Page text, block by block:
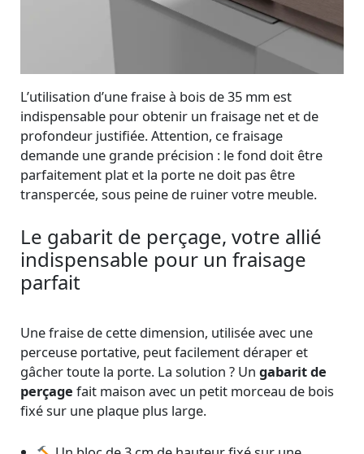
L’utilisation d’une fraise à bois de 35 mm est
indispensable pour obtenir un fraisage net et de
profondeur justifiée. Attention, ce fraisage
demande une grande précision : le fond doit être
parfaitement plat et la porte ne doit pas être
transpercée, sous peine de ruiner votre meuble.
Le gabarit de perçage, votre allié
indispensable pour un fraisage
parfait
Une fraise de cette dimension, utilisée avec une
perceuse portative, peut facilement déraper et
gâcher toute la porte. La solution ? Ungabarit de
perçage fait maison avec un petit morceau de bois
fixé sur une plaque plus large.